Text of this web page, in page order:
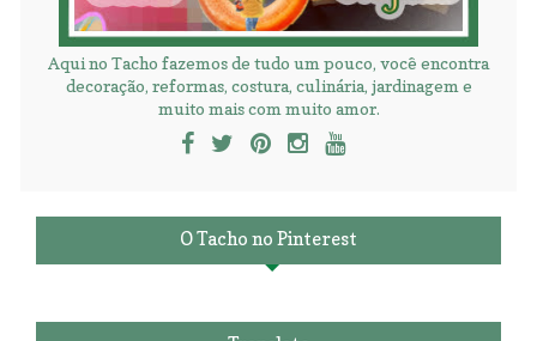
Aqui no Tacho fazemos de tudo um pouco, você encontra
decoração, reformas, costura, culinária, jardinagem e
muito mais com muito amor.
O Tacho no Pinterest